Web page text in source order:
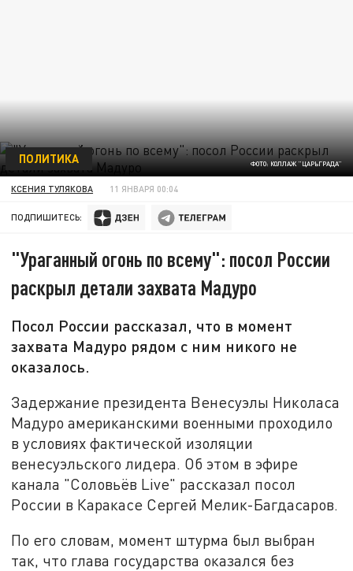
ФОТО: КОЛЛАЖ "ЦАРЬГРАДА"
ПОЛИТИКА
КСЕНИЯ ТУЛЯКОВА 11 ЯНВАРЯ 00:04
ПОДПИШИТЕСЬ:
"Ураганный огонь по всему": посол России
раскрыл детали захвата Мадуро
Посол России рассказал, что в момент
захвата Мадуро рядом с ним никого не
оказалось.
Задержание президента Венесуэлы Николаса
Мадуро американскими военными проходило
в условиях фактической изоляции
венесуэльского лидера. Об этом в эфире
канала "Соловьёв Live" рассказал посол
России в Каракасе Сергей Мелик-Багдасаров.
По его словам, момент штурма был выбран
так, что глава государства оказался без